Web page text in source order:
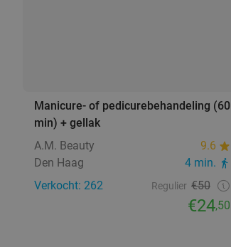
Manicure- of pedicurebehandeling (60
min) + gellak
A.M. Beauty
9.6
Den Haag
4 min.
Verkocht: 262
Regulier €50
€24,50